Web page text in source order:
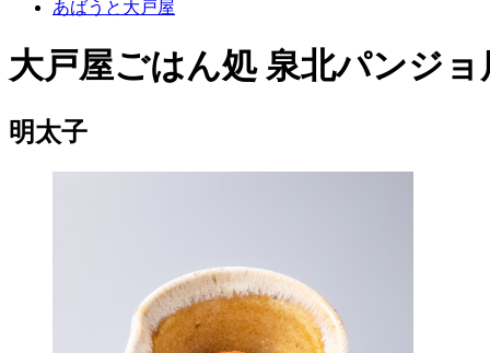
あばうと大戸屋
大戸屋ごはん処 泉北パンジョ
明太子